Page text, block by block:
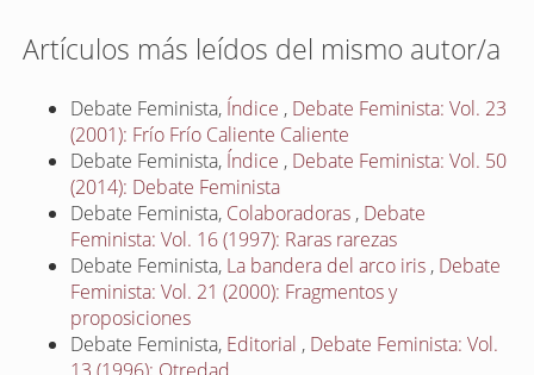
Artículos más leídos del mismo autor/a
Debate Feminista, Índice , Debate Feminista: Vol. 23
(2001): Frío Frío Caliente Caliente
Debate Feminista, Índice , Debate Feminista: Vol. 50
(2014): Debate Feminista
Debate Feminista, Colaboradoras , Debate
Feminista: Vol. 16 (1997): Raras rarezas
Debate Feminista, La bandera del arco iris , Debate
Feminista: Vol. 21 (2000): Fragmentos y
proposiciones
Debate Feminista, Editorial , Debate Feminista: Vol.